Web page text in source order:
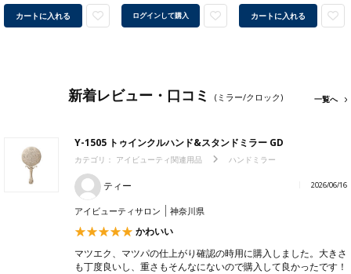
カートに入れる ログインして購入 カートに入れる
新着レビュー・口コミ (ミラー/クロック) 一覧へ
Y-1505 トゥインクルハンド&スタンドミラー GD
カテゴリ： アイビューティ関連用品 ハンドミラー
ティー 2026/06/16
アイビューティサロン 神奈川県
かわいい
マツエク、マツパの仕上がり確認の時用に購入しました。大きさ
も丁度良いし、重さもそんなにないので購入して良かったです！